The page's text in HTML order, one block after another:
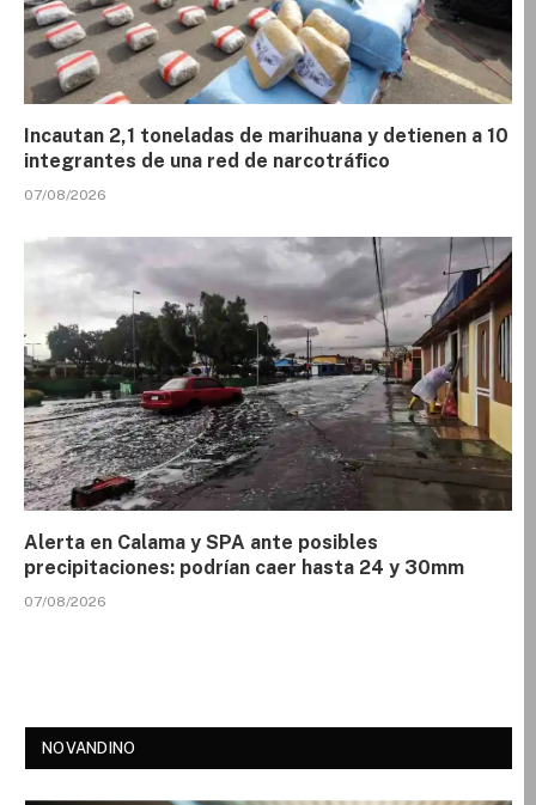
Incautan 2,1 toneladas de marihuana y detienen a 10
integrantes de una red de narcotráfico
07/08/2026
Alerta en Calama y SPA ante posibles
precipitaciones: podrían caer hasta 24 y 30mm
07/08/2026
NOVANDINO